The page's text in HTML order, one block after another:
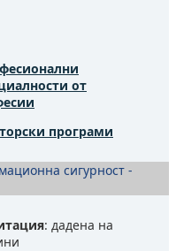
от
програми
сигурност -
: дадена на